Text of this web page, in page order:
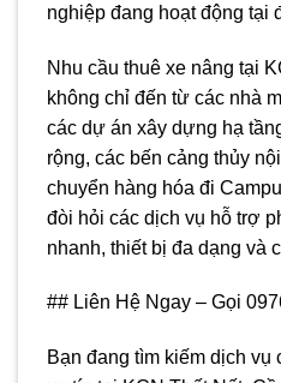
nghiệp đang hoạt động tại
Nhu cầu thuê xe nâng tại
không chỉ đến từ các nhà
các dự án xây dựng hạ
rộng, các bến cảng thủy
chuyển hàng hóa đi
đòi hỏi các dịch vụ hỗ trợ
nhanh, thiết bị đa dạng và
## Liên Hệ Ngay – Gọi
Bạn đang tìm kiếm dịch vụ